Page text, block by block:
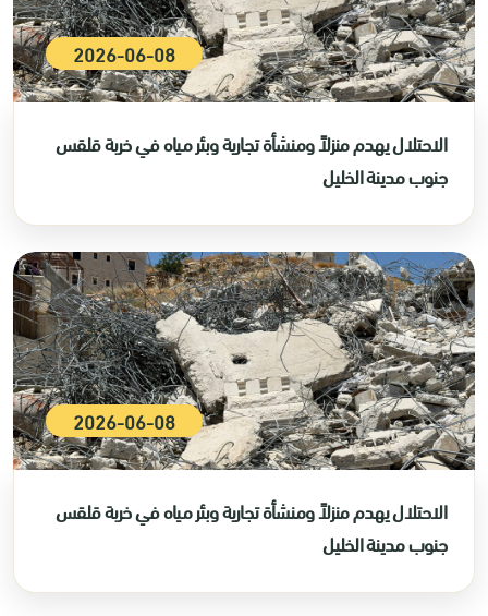
2026-06-08
الاحتلال يهدم منزلاً ومنشأة تجارية وبئر مياه في خربة قلقس
جنوب مدينة الخليل
2026-06-08
الاحتلال يهدم منزلاً ومنشأة تجارية وبئر مياه في خربة قلقس
جنوب مدينة الخليل